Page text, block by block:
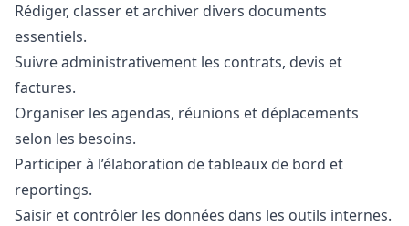
Rédiger, classer et archiver divers documents
essentiels.
Suivre administrativement les contrats, devis et
factures.
Organiser les agendas, réunions et déplacements
selon les besoins.
Participer à l’élaboration de tableaux de bord et
reportings.
Saisir et contrôler les données dans les outils internes.